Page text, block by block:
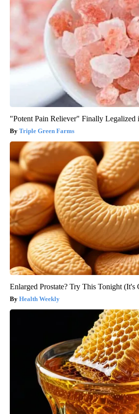
"Potent Pain Reliever" Finally Legalized
Triple Green Farms
Enlarged Prostate? Try This Tonight (It's
Health Weekly